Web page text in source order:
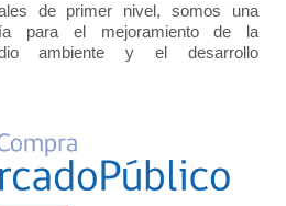
de primer nivel, somos una
para el mejoramiento de la
ambiente y el desarrollo